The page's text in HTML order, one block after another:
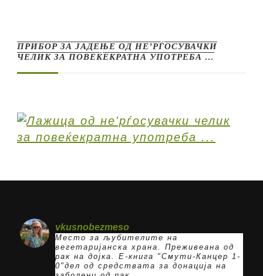
ПРИБОР ЗА ЈАДЕЊЕ ОД НЕ’РЃОСУВАЧКИ
ЧЕЛИК ЗА ПОВЕЌЕКРАТНА УПОТРЕБА …
vkusnobezmeso
Место за љубителите на
вегетаријанска храна. Преживеана од
рак на дојка.
E-книга "Смути-Канцер 1-
0"дел од средствата за донација на